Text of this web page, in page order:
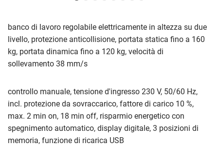
banco di lavoro regolabile elettricamente in altezza su due
livello, protezione anticollisione, portata statica fino a 160
kg, portata dinamica fino a 120 kg, velocità di
sollevamento 38 mm/s
controllo manuale, tensione d'ingresso 230 V, 50/60 Hz,
incl. protezione da sovraccarico, fattore di carico 10 %,
max. 2 min on, 18 min off, risparmio energetico con
spegnimento automatico, display digitale, 3 posizioni di
memoria, funzione di ricarica USB